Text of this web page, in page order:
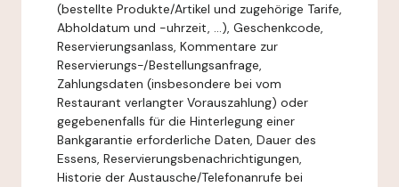
(bestellte Produkte/Artikel und zugehörige Tarife,
Abholdatum und -uhrzeit, ...), Geschenkcode,
Reservierungsanlass, Kommentare zur
Reservierungs-/Bestellungsanfrage,
Zahlungsdaten (insbesondere bei vom
Restaurant verlangter Vorauszahlung) oder
gegebenenfalls für die Hinterlegung einer
Bankgarantie erforderliche Daten, Dauer des
Essens, Reservierungsbenachrichtigungen,
Historie der Austausche/Telefonanrufe bei